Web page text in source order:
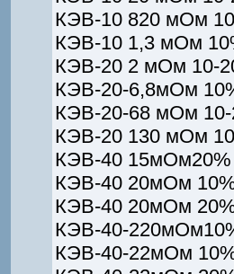
КЭВ-10 820 мОм
КЭВ-10 1,3 мОм
КЭВ-20 2 мОм 10-
КЭВ-20-6,8мОм
КЭВ-20-68 мОм 10-
КЭВ-20 130 мОм
КЭВ-40 15мОм20%
КЭВ-40 20мОм
КЭВ-40 20мОм
КЭВ-40-
КЭВ-40-22мОм